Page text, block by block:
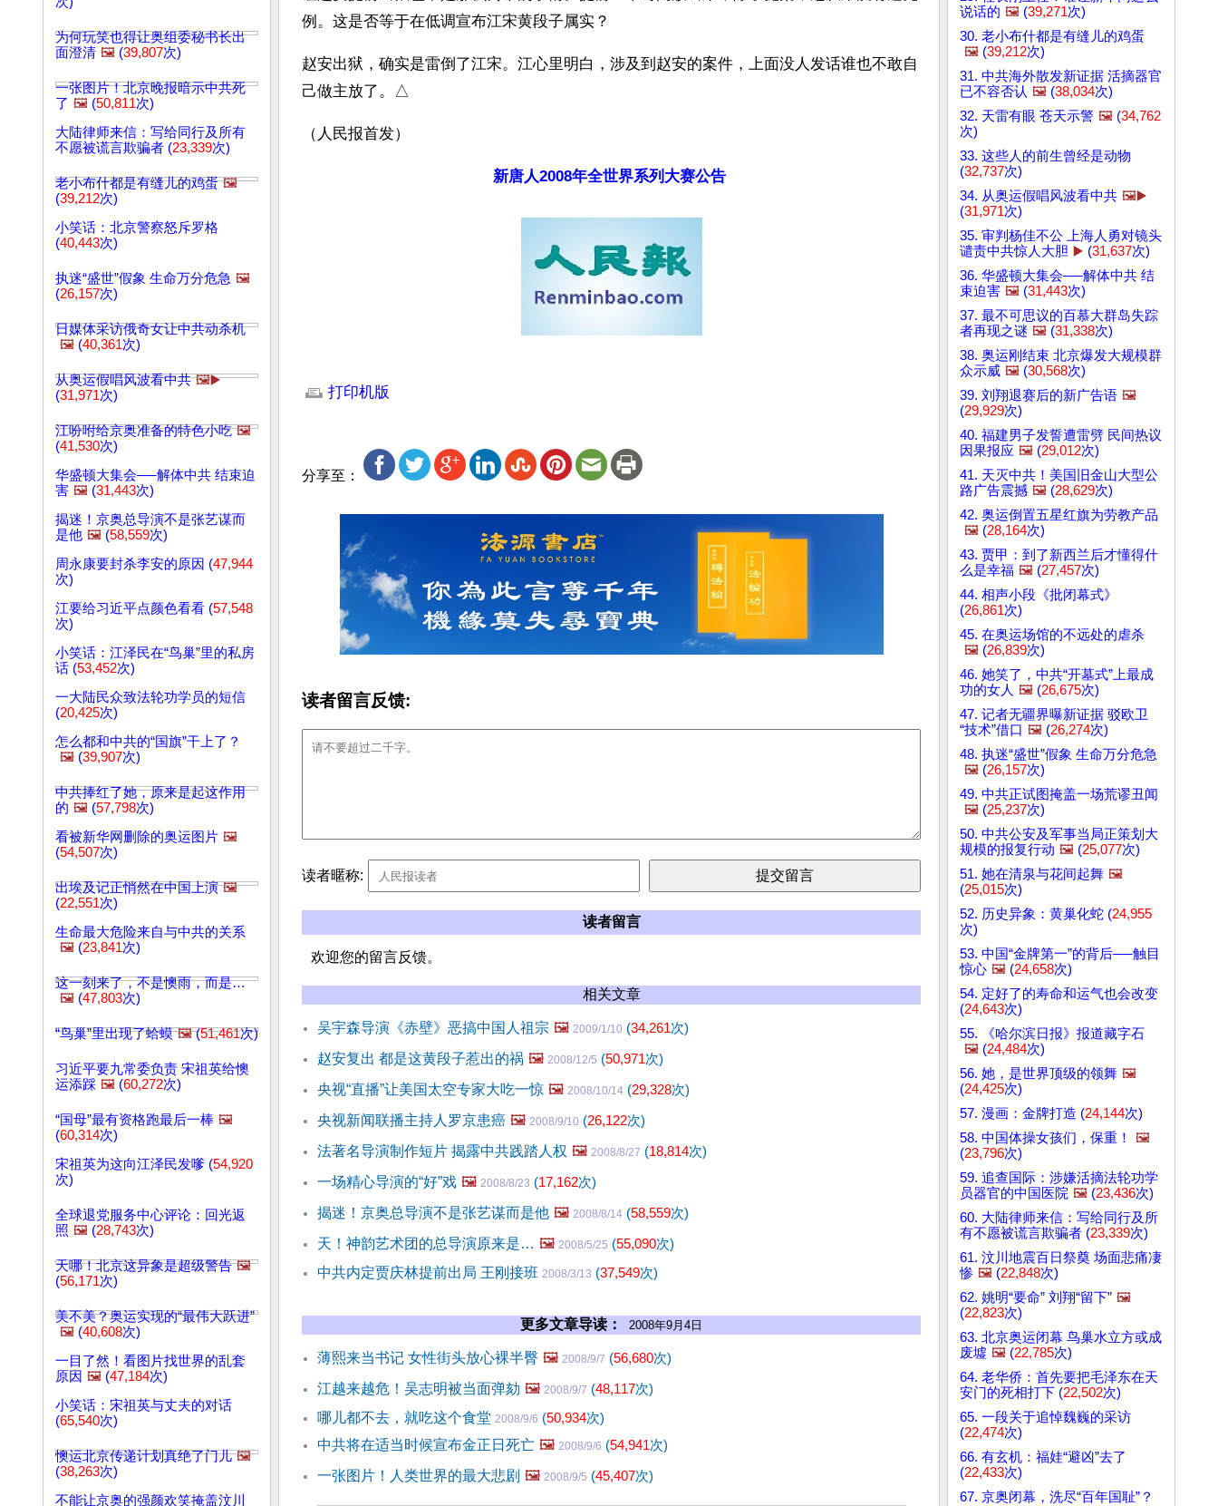
为何玩笑也得让奥组委秘书长出
面澄清 🖼️ (39,807次)
一张图片！北京晚报暗示中共死
了 🖼️ (50,811次)
大陆律师来信：写给同行及所有
不愿被谎言欺骗者 (23,339次)
老小布什都是有缝儿的鸡蛋 🖼️
(39,212次)
小笑话：北京警察怒斥罗格
(40,443次)
执迷“盛世”假象 生命万分危急 🖼️
(26,157次)
日媒体采访俄奇女让中共动杀机
🖼️ (40,361次)
从奥运假唱风波看中共 🖼️▶️
(31,971次)
江吩咐给京奥准备的特色小吃 🖼️
(41,530次)
华盛顿大集会──解体中共 结束迫
害 🖼️ (31,443次)
揭迷！京奥总导演不是张艺谋而
是他 🖼️ (58,559次)
周永康要封杀李安的原因 (47,944
次)
江要给习近平点颜色看看 (57,548
次)
小笑话：江泽民在“鸟巢”里的私房
话 (53,452次)
一大陆民众致法轮功学员的短信
(20,425次)
怎么都和中共的“国旗”干上了？
🖼️ (39,907次)
中共捧红了她，原来是起这作用
的 🖼️ (57,798次)
看被新华网删除的奥运图片 🖼️
(54,507次)
出埃及记正悄然在中国上演 🖼️
(22,551次)
生命最大危险来自与中共的关系
🖼️ (23,841次)
这一刻来了，不是懊雨，而是…
🖼️ (47,803次)
“鸟巢”里出现了蛤蟆 🖼️(51,461次)
习近平要九常委负责 宋祖英给懊
运添踩 🖼️ (60,272次)
“国母”最有资格跑最后一棒 🖼️
(60,314次)
宋祖英为这向江泽民发嗲 (54,920
次)
全球退党服务中心评论：回光返
照 🖼️ (28,743次)
天哪！北京这异象是超级警告 🖼️
(56,171次)
美不美？奥运实现的“最伟大跃进”
🖼️ (40,608次)
一目了然！看图片找世界的乱套
原因 🖼️ (47,184次)
小笑话：宋祖英与丈夫的对话
(65,540次)
懊运北京传递计划真绝了门儿 🖼️
(38,263次)
不能让京奥的强颜欢笑掩盖汶川
例。这是否等于在低调宣布江宋黄段子属实？
赵安出狱，确实是雷倒了江宋。江心里明白，涉及到赵安的案件，上面没人发话谁也不敢自
己做主放了。△
（人民报首发）
新唐人2008年全世界系列大赛公告
打印机版
分享至：
读者留言反馈:
读者暱称:
读者留言
欢迎您的留言反馈。
相关文章
吴宇森导演《赤壁》恶搞中国人祖宗 🖼️ 2009/1/10 (34,261次)
赵安复出 都是这黄段子惹出的祸 🖼️ 2008/12/5 (50,971次)
央视“直播”让美国太空专家大吃一惊 🖼️ 2008/10/14 (29,328次)
央视新闻联播主持人罗京患癌 🖼️ 2008/9/10 (26,122次)
法著名导演制作短片 揭露中共践踏人权 🖼️ 2008/8/27 (18,814次)
一场精心导演的“好”戏 🖼️ 2008/8/23 (17,162次)
揭迷！京奥总导演不是张艺谋而是他 🖼️ 2008/8/14 (58,559次)
天！神韵艺术团的总导演原来是… 🖼️ 2008/5/25 (55,090次)
中共内定贾庆林提前出局 王刚接班 2008/3/13 (37,549次)
更多文章导读： 2008年9月4日
薄熙来当书记 女性街头放心裸半臀 🖼️ 2008/9/7 (56,680次)
江越来越危！吴志明被当面弹劾 🖼️ 2008/9/7 (48,117次)
哪儿都不去，就吃这个食堂 2008/9/6 (50,934次)
中共将在适当时候宣布金正日死亡 🖼️ 2008/9/6 (54,941次)
一张图片！人类世界的最大悲剧 🖼️ 2008/9/5 (45,407次)
说话的 🖼️ (39,271次)
30. 老小布什都是有缝儿的鸡蛋
🖼️ (39,212次)
31. 中共海外散发新证据 活摘器官
已不容否认 🖼️ (38,034次)
32. 天雷有眼 苍天示警 🖼️ (34,762
次)
33. 这些人的前生曾经是动物
(32,737次)
34. 从奥运假唱风波看中共 🖼️▶️
(31,971次)
35. 审判杨佳不公 上海人勇对镜头
谴责中共惊人大胆 ▶️ (31,637次)
36. 华盛顿大集会──解体中共 结
束迫害 🖼️ (31,443次)
37. 最不可思议的百慕大群岛失踪
者再现之谜 🖼️ (31,338次)
38. 奥运刚结束 北京爆发大规模群
众示威 🖼️ (30,568次)
39. 刘翔退赛后的新广告语 🖼️
(29,929次)
40. 福建男子发誓遭雷劈 民间热议
因果报应 🖼️ (29,012次)
41. 天灭中共！美国旧金山大型公
路广告震撼 🖼️ (28,629次)
42. 奥运倒置五星红旗为劳教产品
🖼️ (28,164次)
43. 贾甲：到了新西兰后才懂得什
么是幸福 🖼️ (27,457次)
44. 相声小段《批闭幕式》
(26,861次)
45. 在奥运场馆的不远处的虐杀
🖼️ (26,839次)
46. 她笑了，中共“开墓式”上最成
功的女人 🖼️ (26,675次)
47. 记者无疆界曝新证据 驳欧卫
“技术”借口 🖼️ (26,274次)
48. 执迷“盛世”假象 生命万分危急
🖼️ (26,157次)
49. 中共正试图掩盖一场荒谬丑闻
🖼️ (25,237次)
50. 中共公安及军事当局正策划大
规模的报复行动 🖼️ (25,077次)
51. 她在清泉与花间起舞 🖼️
(25,015次)
52. 历史异象：黄巢化蛇 (24,955
次)
53. 中国“金牌第一”的背后──触目
惊心 🖼️ (24,658次)
54. 定好了的寿命和运气也会改变
(24,643次)
55. 《哈尔滨日报》报道藏字石
🖼️ (24,484次)
56. 她，是世界顶级的领舞 🖼️
(24,425次)
57. 漫画：金牌打造 (24,144次)
58. 中国体操女孩们，保重！
🖼️
(23,796次)
59. 追查国际：涉嫌活摘法轮功学
员器官的中国医院 🖼️ (23,436次)
60. 大陆律师来信：写给同行及所
有不愿被谎言欺骗者 (23,339次)
61. 汶川地震百日祭奠 场面悲痛凄
惨 🖼️ (22,848次)
62. 姚明“要命” 刘翔“留下” 🖼️
(22,823次)
63. 北京奥运闭幕 鸟巢水立方或成
废墟 🖼️ (22,785次)
64. 老华侨：首先要把毛泽东在天
安门的死相打下 (22,502次)
65. 一段关于追悼魏巍的采访
(22,474次)
66. 有玄机：福娃“避凶”去了
(22,433次)
67. 京奥闭幕，洗尽“百年国耻”？